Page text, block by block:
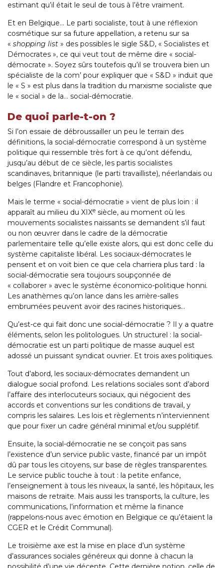
estimant qu’il était le seul de tous à l’être vraiment.
Et en Belgique… Le parti socialiste, tout à une réflexion
cosmétique sur sa future appellation, a retenu sur sa
« shopping list » des possibles le sigle S&D, « Socialistes et
Démocrates », ce qui veut tout de même dire « social-
démocrate ». Soyez sûrs toutefois qu’il se trouvera bien un
spécialiste de la com’ pour expliquer que « S&D » induit que
le « S » est plus dans la tradition du marxisme socialiste que
le « social » de la… social-démocratie.
De quoi parle-t-on ?
Si l’on essaie de débroussailler un peu le terrain des
définitions, la social-démocratie correspond à un système
politique qui ressemble très fort à ce qu’ont défendu,
jusqu’au début de ce siècle, les partis socialistes
scandinaves, britannique (le parti travailliste), néerlandais ou
belges (Flandre et Francophonie).
Mais le terme « social-démocratie » vient de plus loin : il
apparaît au milieu du XIXe siècle, au moment où les
mouvements socialistes naissants se demandent s’il faut
ou non œuvrer dans le cadre de la démocratie
parlementaire telle qu’elle existe alors, qui est donc celle du
système capitaliste libéral. Les sociaux-démocrates le
pensent et on voit bien ce que cela charriera plus tard : la
social-démocratie sera toujours soupçonnée de
« collaborer » avec le système économico-politique honni.
Les anathèmes qu’on lance dans les arrière-salles
embrumées peuvent avoir des racines historiques…
Qu’est-ce qui fait donc une social-démocratie ? Il y a quatre
éléments, selon les politologues. Un structurel : la social-
démocratie est un parti politique de masse auquel est
adossé un puissant syndicat ouvrier. Et trois axes politiques.
Tout d’abord, les sociaux-démocrates demandent un
dialogue social profond. Les relations sociales sont d’abord
l’affaire des interlocuteurs sociaux, qui négocient des
accords et conventions sur les conditions de travail, y
compris les salaires. Les lois et règlements n’interviennent
que pour fixer un cadre général minimal et/ou supplétif.
Ensuite, la social-démocratie ne se conçoit pas sans
l’existence d’un service public vaste, financé par un impôt
dû par tous les citoyens, sur base de règles transparentes.
Le service public touche à tout : la petite enfance,
l’enseignement à tous les niveaux, la santé, les hôpitaux, les
maisons de retraite. Mais aussi les transports, la culture, les
communications, l’information et même la finance
(rappelons-nous avec émotion en Belgique ce qu’étaient la
CGER et le Crédit Communal).
Le troisième axe est la mise en place d’un système
d’assurances sociales généreux qui donne à chacun la